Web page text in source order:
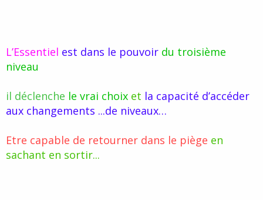
L’Essentiel est dans le pouvoir du troisième
niveau
il déclenche le vrai choix et la capacité d’accéder
aux changements ...de niveaux…
Etre capable de retourner dans le piège en
sachant en sortir...